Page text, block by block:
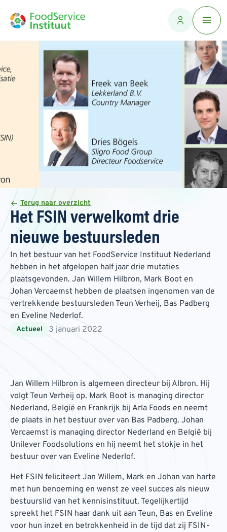
Terug naar overzicht
Het FSIN verwelkomt drie
nieuwe bestuursleden
In het bestuur van het FoodService Instituut Nederland
hebben in het afgelopen half jaar drie mutaties
plaatsgevonden. Jan Willem Hilbron, Mark Boot en
Johan Vercaemst hebben de plaatsen ingenomen van de
vertrekkende bestuursleden Teun Verheij, Bas Padberg
en Eveline Nederlof.
Actueel 3 januari 2022
Jan Willem Hilbron is algemeen directeur bij Albron. Hij
volgt Teun Verheij op. Mark Boot is managing director
Nederland, België en Frankrijk bij Arla Foods en neemt
de plaats in het bestuur over van Bas Padberg. Johan
Vercaemst is managing director Nederland en België bij
Unilever Foodsolutions en hij neemt het stokje in het
bestuur over van Eveline Nederlof.
Het FSIN feliciteert Jan Willem, Mark en Johan van harte
met hun benoeming en wenst ze veel succes als nieuw
bestuurslid van het kennisinstituut. Tegelijkertijd
spreekt het FSIN haar dank uit aan Teun, Bas en Eveline
voor hun inzet en betrokkenheid in de tijd dat zij FSIN-